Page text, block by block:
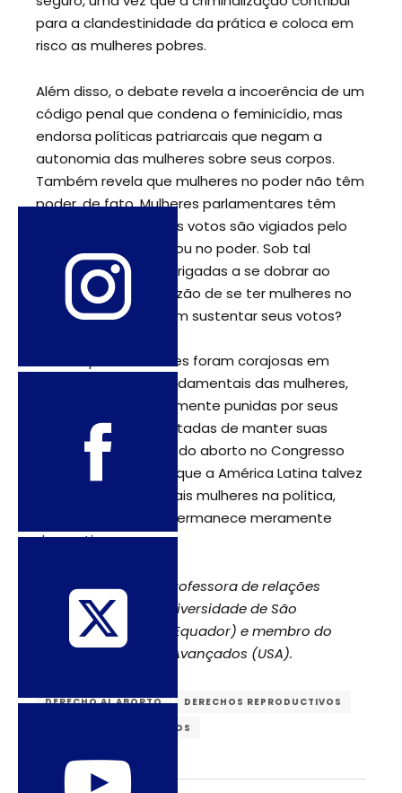
para a clandestinidade da prática e coloca em
risco as mulheres pobres.
Além disso, o debate revela a incoerência de um
código penal que condena o feminicídio, mas
endorsa políticas patriarcais que negam a
autonomia das mulheres sobre seus corpos.
Também revela que mulheres no poder não têm
poder, de fato. Mulheres parlamentares têm
sido eleitas, mas seus votos são vigiados pelo
partido que as colocou no poder. Sob tal
ameaça, elas são obrigadas a se dobrar ao
presidente. Qual a razão de se ter mulheres no
poder que não podem sustentar seus votos?
Poucas parlamentares foram corajosas em
defender direitos fundamentais das mulheres,
mas foram imediatamente punidas por seus
partidos e impossibilitadas de manter suas
posições. A situação do aborto no Congresso
equatoriano mostra que a América Latina talvez
seja a região com mais mulheres na política,
mas cuja presença permanece meramente
decorativa.
*Manuela L. Picq ié professora de relações
internacionais da Universidade de São
Francisco de Quito (Equador) e membro do
Instituto de Estudos Avançados (USA).
DERECHO AL ABORTO
DERECHOS REPRODUCTIVOS
FEMINISMOS